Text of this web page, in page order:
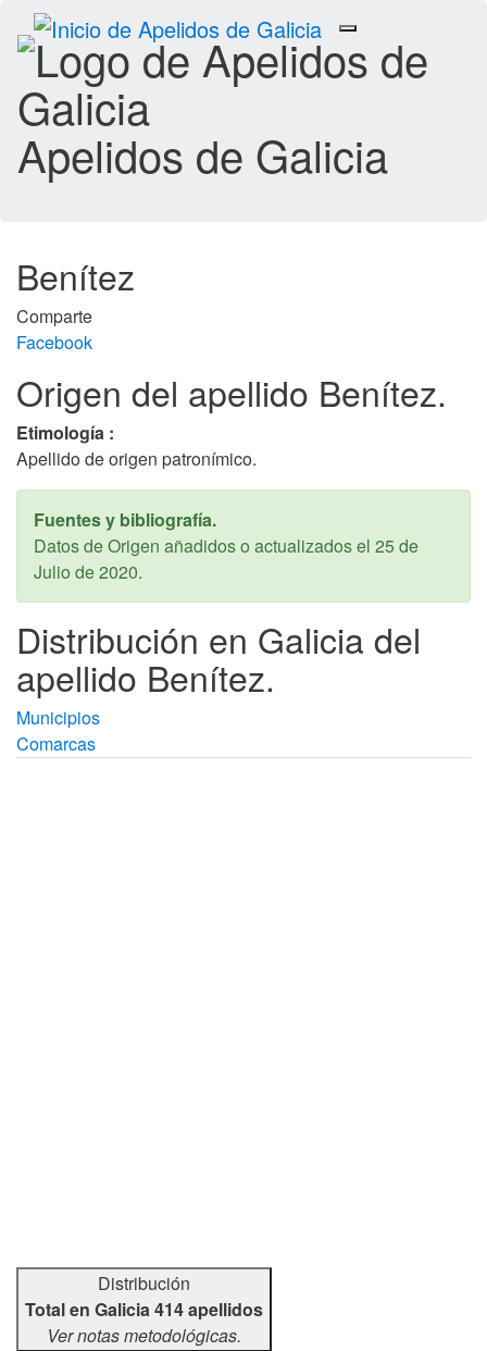
Toggle
navigation
Apelidos de Galicia
Benítez
Comparte
Facebook
Origen del apellido Benítez.
Etimología :
Apellido de origen patronímico.
Fuentes y bibliografía.
Datos de Origen añadidos o actualizados el 25 de
Julio de 2020.
Distribución en Galicia del
apellido Benítez.
Municipios
Comarcas
Distribución
Total en Galicia 414 apellidos
Ver notas metodológicas.